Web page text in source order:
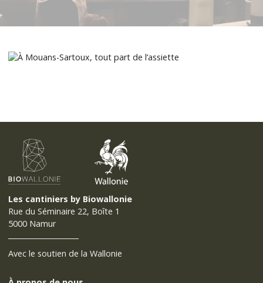
Les cantiniers by Biowallonie
Rue du Séminaire 22, Boîte 1
5000 Namur
Avec le soutien de la Wallonie